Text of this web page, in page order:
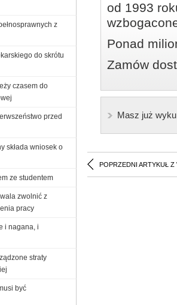
od 1993
Ponad
Zamów
Masz już
POPRZEDNI ARTYKUŁ Z
z
do skrótu
czasem do
przed
składa wniosek o
ze studentem
zwolnić z
pracy
i nagana, i
straty
być